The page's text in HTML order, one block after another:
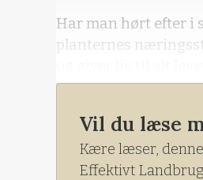
Har man hørt efter i
planternes
Vil du læse
Kære læser,
Effektivt